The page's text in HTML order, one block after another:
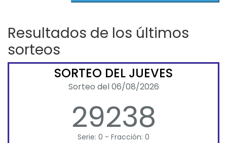
Resultados de los últimos
sorteos
SORTEO DEL JUEVES
Sorteo del 06/08/2026
29238
Serie: 0 - Fracción: 0